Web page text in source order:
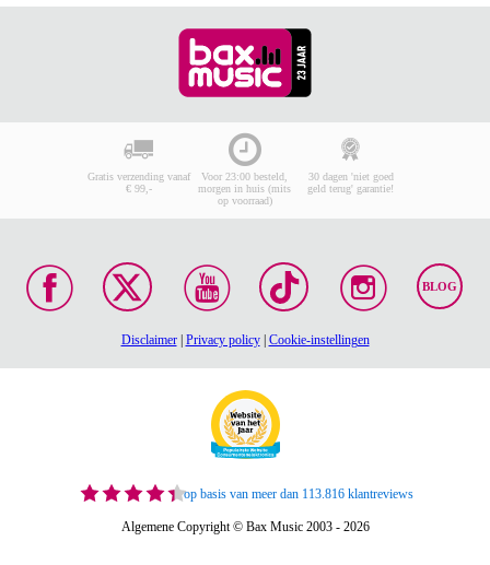
Gratis verzending vanaf
€ 99,-
Voor 23:00 besteld,
morgen in huis (mits
op voorraad)
30 dagen 'niet goed
geld terug' garantie!
BLOG
Disclaimer| Privacy policy| Cookie-instellingen
op basis van meer dan 113.816 klantreviews
Algemene Copyright © Bax Music 2003 - 2026